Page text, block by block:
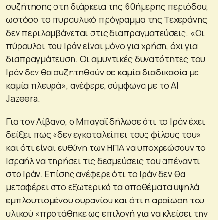
συζήτησης στη διάρκεια της 60ήμερης περιόδου,
ωστόσο το πυραυλικό πρόγραμμα της Τεχεράνης
δεν περιλαμβάνεται στις διαπραγματεύσεις. «Οι
πύραυλοι του Ιράν είναι μόνο για χρήση, όχι για
διαπραγμάτευση. Οι αμυντικές δυνατότητες του
Ιράν δεν θα συζητηθούν σε καμία διαδικασία με
καμία πλευρά», ανέφερε, σύμφωνα με το Al
Jazeera.
Για τον Λίβανο, ο Μπαγαΐ δήλωσε ότι το Ιράν έχει
δείξει πως «δεν εγκαταλείπει τους φίλους του»
και ότι είναι ευθύνη των ΗΠΑ να υποχρεώσουν το
Ισραήλ να τηρήσει τις δεσμεύσεις του απέναντι
στο Ιράν. Επίσης ανέφερε ότι το Ιράν δεν θα
μεταφέρει στο εξωτερικό τα αποθέματα υψηλά
εμπλουτισμένου ουρανίου και ότι η αραίωση του
υλικού «προτάθηκε ως επιλογή για να κλείσει την